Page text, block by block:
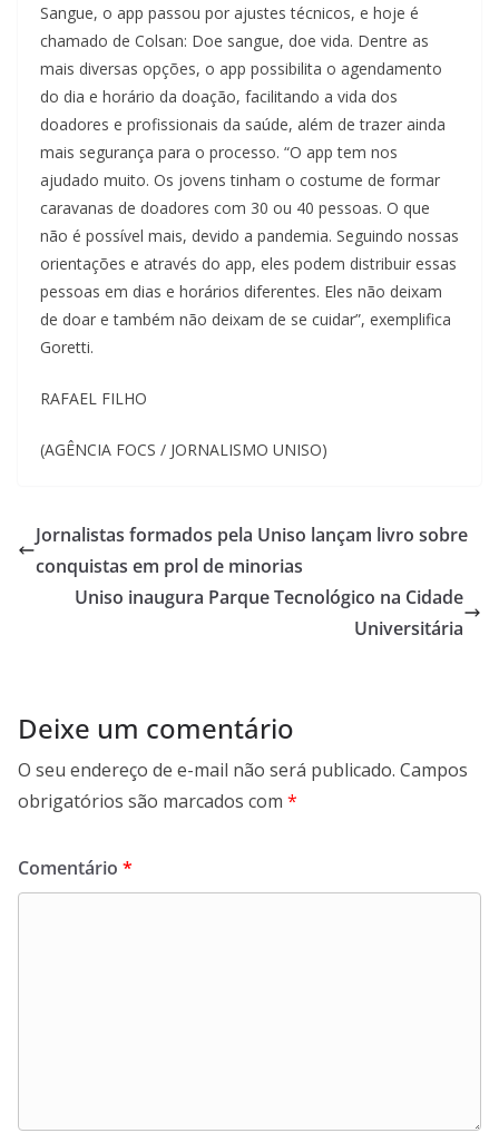
Sangue, o app passou por ajustes técnicos, e hoje é
chamado de Colsan: Doe sangue, doe vida. Dentre as
mais diversas opções, o app possibilita o agendamento
do dia e horário da doação, facilitando a vida dos
doadores e profissionais da saúde, além de trazer ainda
mais segurança para o processo. “O app tem nos
ajudado muito. Os jovens tinham o costume de formar
caravanas de doadores com 30 ou 40 pessoas. O que
não é possível mais, devido a pandemia. Seguindo nossas
orientações e através do app, eles podem distribuir essas
pessoas em dias e horários diferentes. Eles não deixam
de doar e também não deixam de se cuidar”, exemplifica
Goretti.
RAFAEL FILHO
(AGÊNCIA FOCS / JORNALISMO UNISO)
Jornalistas formados pela Uniso lançam livro sobre
conquistas em prol de minorias
Uniso inaugura Parque Tecnológico na Cidade
Universitária
Deixe um comentário
O seu endereço de e-mail não será publicado. Campos
obrigatórios são marcados com *
Comentário *